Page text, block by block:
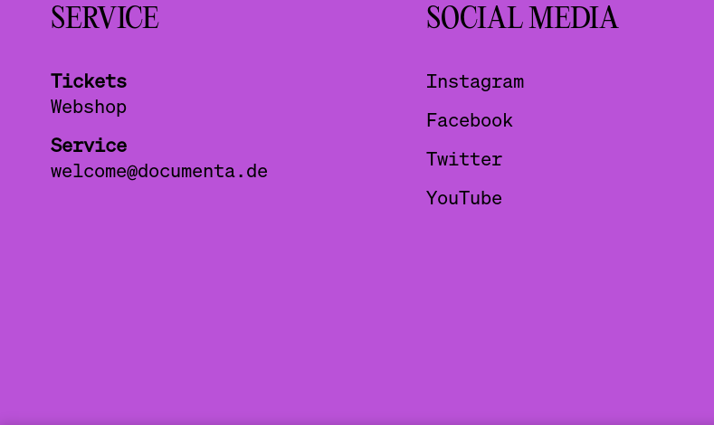
SERVICE
Tickets
Webshop
Service
welcome@documenta.de
SOCIAL MEDIA
Instagram
Facebook
Twitter
YouTube